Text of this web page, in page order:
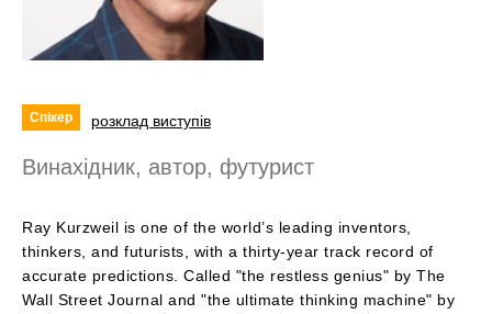
Спікер розклад виступів
Винахідник, автор, футурист
Ray Kurzweil is one of the world’s leading inventors,
thinkers, and futurists, with a thirty-year track record of
accurate predictions. Called "the restless genius" by The
Wall Street Journal and "the ultimate thinking machine" by